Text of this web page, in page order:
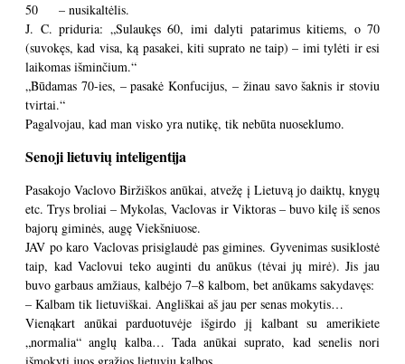
50 – nusikaltėlis.
J. C. priduria: „Sulaukęs 60, imi dalyti patarimus kitiems, o 70
(suvokęs, kad visa, ką pasakei, kiti suprato ne taip) – imi tylėti ir esi
laikomas išminčium.“
„Būdamas 70-ies, – pasakė Konfucijus, – žinau savo šaknis ir stoviu
tvirtai.“
Pagalvojau, kad man visko yra nutikę, tik nebūta nuoseklumo.
Senoji lietuvių inteligentija
Pasakojo Vaclovo Biržiškos anūkai, atvežę į Lietuvą jo daiktų, knygų
etc. Trys broliai – Mykolas, Vaclovas ir Viktoras – buvo kilę iš senos
bajorų giminės, augę Viekšniuose.
JAV po karo Vaclovas prisiglaudė pas gimines. Gyvenimas susiklostė
taip, kad Vaclovui teko auginti du anūkus (tėvai jų mirė). Jis jau
buvo garbaus amžiaus, kalbėjo 7–8 kalbom, bet anūkams sakydavęs:
– Kalbam tik lietuviškai. Angliškai aš jau per senas mokytis…
Vienąkart anūkai parduotuvėje išgirdo jį kalbant su amerikiete
„normalia“ anglų kalba… Tada anūkai suprato, kad senelis nori